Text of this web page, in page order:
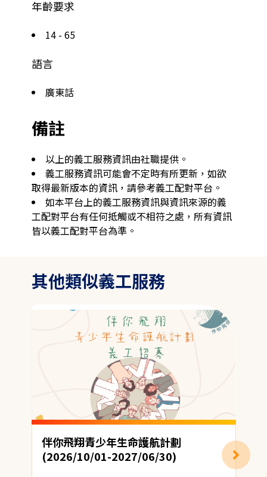
年齡要求
14 - 65
語言
廣東話
備註
以上的義工服務資訊由社職提供。
義工服務資訊可能會不定時有所更新，如欲
取得最新版本的資訊，請參考義工配對平台。
如本平台上的義工服務資訊與資訊來源的義
工配對平台有任何抵觸或不相符之處，所有資訊
皆以義工配對平台為準。
其他類似義工服務
伴你飛翔青少年生命護航計劃
(2026/10/01-2027/06/30)